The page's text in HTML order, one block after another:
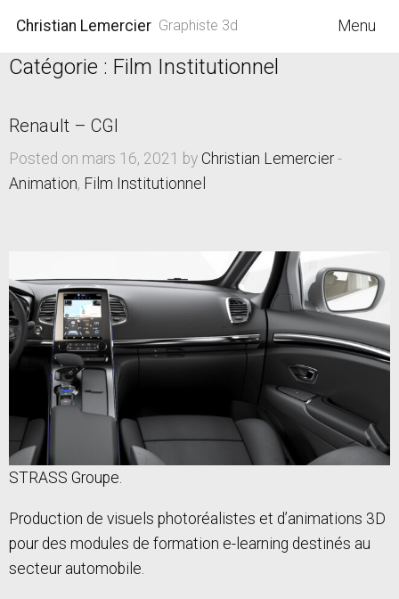
Christian Lemercier Graphiste 3d Menu
Catégorie : Film Institutionnel
Renault – CGI
Posted on mars 16, 2021 by Christian Lemercier-
Animation, Film Institutionnel
STRASS Groupe.
Production de visuels photoréalistes et d’animations 3D
pour des modules de formation e-learning destinés au
secteur automobile.